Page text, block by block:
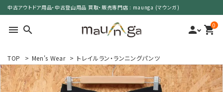
中古アウトドア用品・中古登山用品 買取・販売専門店 : maunga (マウンガ)
menu search person 0
shopping_cart
search
TOP > Men's Wear > トレイルラン・ランニングパンツ